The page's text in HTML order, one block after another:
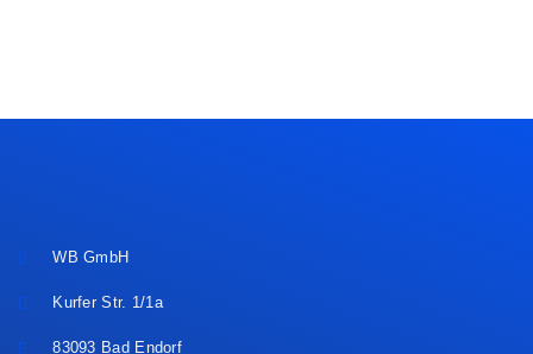
WB GmbH
Kurfer Str. 1/1a
83093 Bad Endorf